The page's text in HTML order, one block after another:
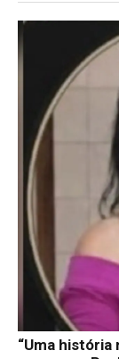
“Uma história